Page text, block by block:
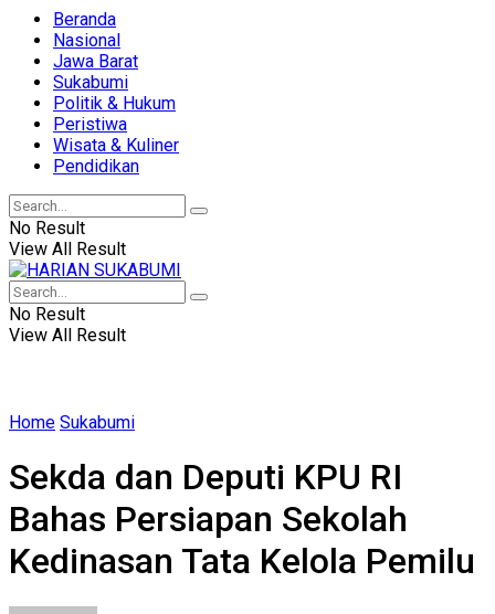
Beranda
Nasional
Jawa Barat
Sukabumi
Politik & Hukum
Peristiwa
Wisata & Kuliner
Pendidikan
No Result
View All Result
No Result
View All Result
Home Sukabumi
Sekda dan Deputi KPU RI
Bahas Persiapan Sekolah
Kedinasan Tata Kelola Pemilu